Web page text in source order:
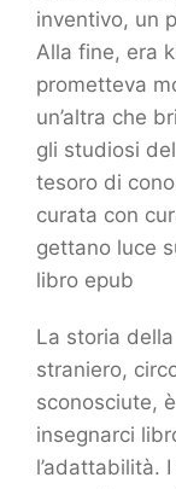
inventivo, un
Alla fine, era
prometteva
un’altra che
gli studiosi
tesoro di
curata con
gettano luce
libro epub
La storia
straniero,
sconosciute,
insegnarci
l’adattabilità.